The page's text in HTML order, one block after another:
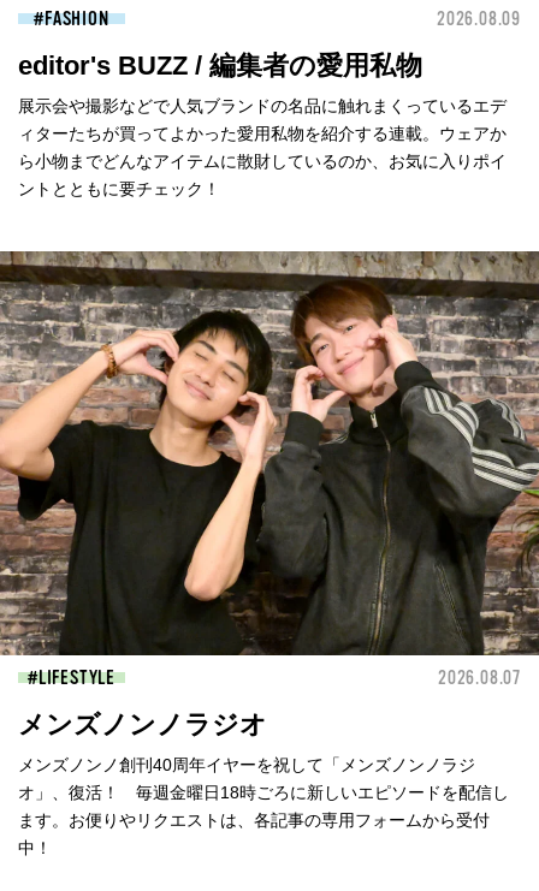
FASHION 2026.08.09
editor's BUZZ / 編集者の愛用私物
展示会や撮影などで人気ブランドの名品に触れまくっているエデ
ィターたちが買ってよかった愛用私物を紹介する連載。ウェアか
ら小物までどんなアイテムに散財しているのか、お気に入りポイ
ントとともに要チェック！
LIFESTYLE 2026.08.07
メンズノンノラジオ
メンズノンノ創刊40周年イヤーを祝して「メンズノンノラジ
オ」、復活！ 毎週金曜日18時ごろに新しいエピソードを配信し
ます。お便りやリクエストは、各記事の専用フォームから受付
中！